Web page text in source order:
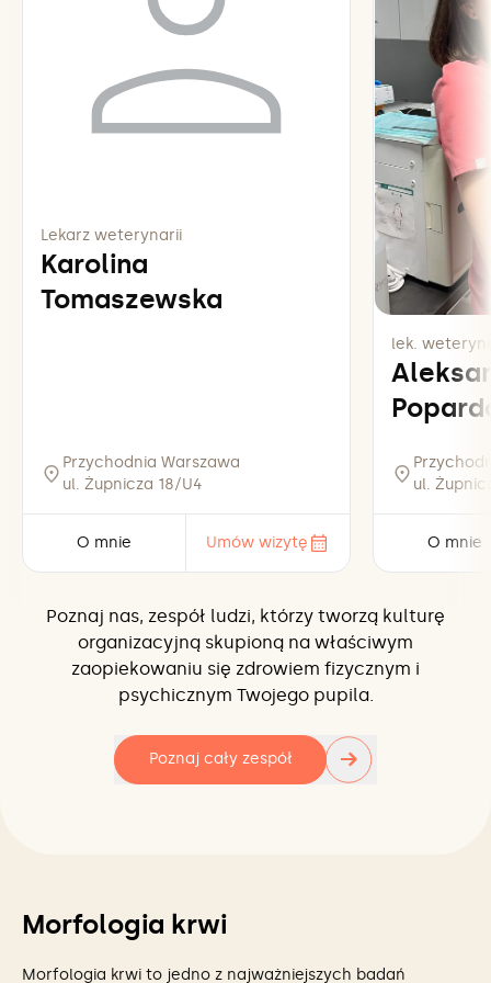
Lekarz weterynarii
Karolina
Tomaszewska
Przychodnia Warszawa
ul. Żupnicza 18/U4
O mnie Umów wizytę
lek.
ul.
O mnie
Poznaj nas, zespół ludzi, którzy tworzą kulturę
organizacyjną skupioną na właściwym
zaopiekowaniu się zdrowiem fizycznym i
psychicznym Twojego pupila.
Poznaj cały zespół →
Morfologia krwi
Morfologia krwi to jedno z najważniejszych badań